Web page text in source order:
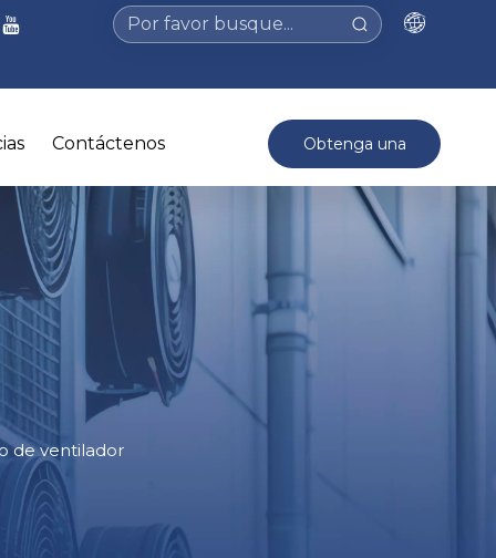
Contáctenos Obtenga una
cotización >
de ventilador